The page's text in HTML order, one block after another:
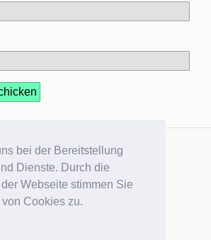
bei der Bereitstellung
Dienste. Durch die
Webseite stimmen Sie
Cookies zu.
bei der Bereitstellung
Dienste. Durch die
Webseite stimmen Sie
Cookies zu.
Zum Seitenanfang